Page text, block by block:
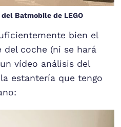
Batmobile de LEGO
bien el
coche (ni se hará
vídeo análisis del
estantería que tengo